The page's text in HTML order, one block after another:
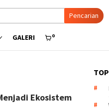
Pencarian
GALERI 0
Ekosistem